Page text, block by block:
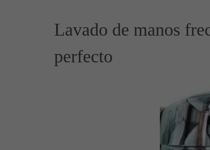
Lavado de manos
perfecto